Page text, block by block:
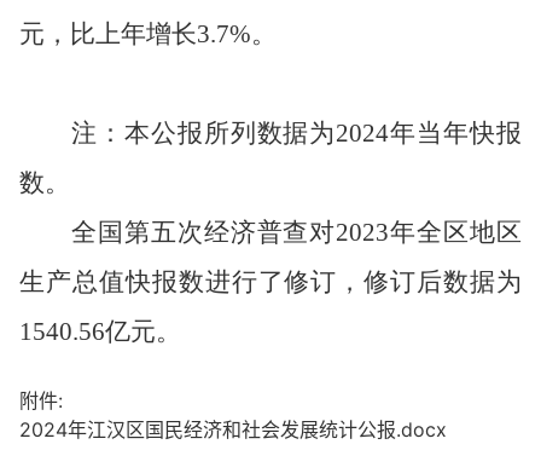
元，比上年增长3.7%。
注：本公报所列数据为2024年当年快报
数。
全国第五次经济普查对2023年全区地区
生产总值快报数进行了修订，修订后数据为
1540.56亿元。
附件:
2024年江汉区国民经济和社会发展统计公报.docx